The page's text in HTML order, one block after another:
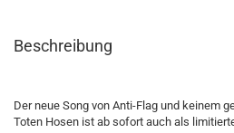
Beschreibung
Der neue Song von Anti-Flag und keinem
Toten Hosen ist ab sofort auch als